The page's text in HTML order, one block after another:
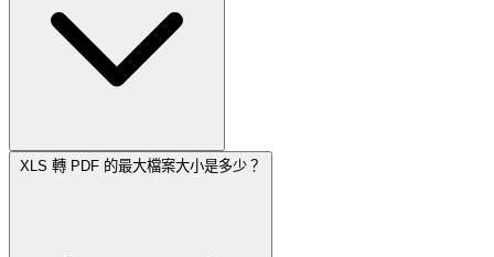
XLS 轉 PDF 的最大檔案大小是多少？